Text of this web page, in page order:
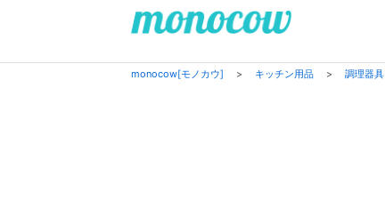
monocow[モノカウ] > キッチン用品 > 調理器具